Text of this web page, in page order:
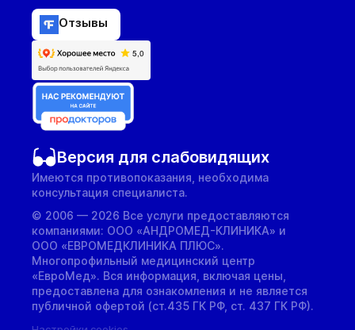
Отзывы
Версия для слабовидящих
Имеются противопоказания, необходима
консультация специалиста.
© 2006 — 2026 Все услуги предоставляются
компаниями: ООО «АНДРОМЕД-КЛИНИКА» и
ООО «ЕВРОМЕДКЛИНИКА ПЛЮС».
Многопрофильный медицинский центр
«ЕвроМед». Вся информация, включая цены,
предоставлена для ознакомления и не является
публичной офертой (ст.435 ГК РФ, cт. 437 ГК РФ).